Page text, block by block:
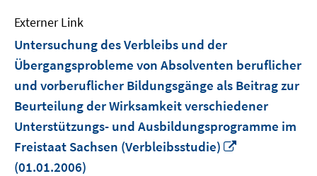
Externer Link
Untersuchung des Verbleibs und der
Übergangsprobleme von Absolventen beruflicher
und vorberuflicher Bildungsgänge als Beitrag zur
Beurteilung der Wirksamkeit verschiedener
Unterstützungs- und Ausbildungsprogramme im
Freistaat Sachsen (Verbleibsstudie)
(01.01.2006)